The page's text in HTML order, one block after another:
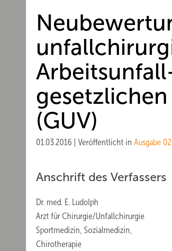
(GUV)
01.03.2016 Veröffentlicht in Ausgabe
Anschrift des Verfassers
Dr. med. E. Ludolph
Arzt für Chirurgie/Unfallchirurgie
Sportmedizin, Sozialmedizin,
Chirotherapie